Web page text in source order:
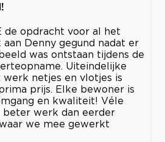
de opdracht voor al het
Denny gegund nadat er
was ontstaan tijdens de
Uiteindelijke
werk netjes en vlotjes is
prijs. Elke bewoner is
en kwaliteit! Véle
werk dan eerder
we mee gewerkt